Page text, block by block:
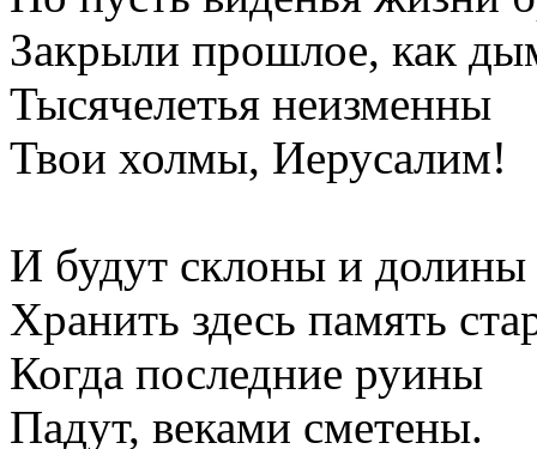
Закрыли прошлое, как
Тысячелетья неизменны
Твои холмы, Иерусалим!
И будут склоны и долины
Хранить здесь память
Когда последние руины
Падут, веками сметены.